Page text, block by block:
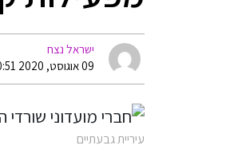
ישראל נצח
09 אוגוסט, 2020 10:51
עיריית גבעתיים